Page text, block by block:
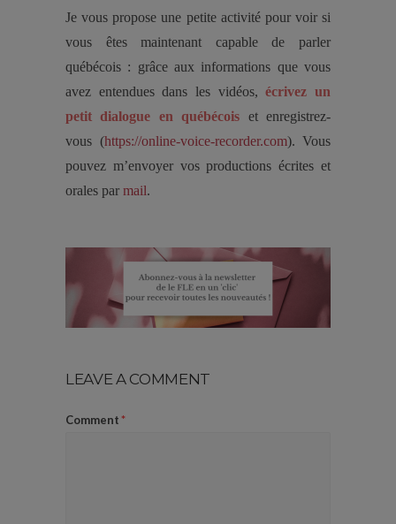
Je vous propose une petite activité pour voir si
vous êtes maintenant capable de parler
québécois : grâce aux informations que vous
avez entendues dans les vidéos,écrivez un
petit dialogue en québécois et enregistrez-
vous (https://online-voice-recorder.com). Vous
pouvez m’envoyer vos productions écrites et
orales par mail.
LEAVE A COMMENT
Comment*